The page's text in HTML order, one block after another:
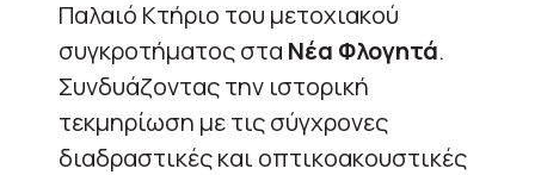
Παλαιό Κτήριο του μετοχιακού
συγκροτήματος στα Νέα Φλογητά.
Συνδυάζοντας την ιστορική
τεκμηρίωση με τις σύγχρονες
διαδραστικές και οπτικοακουστικές